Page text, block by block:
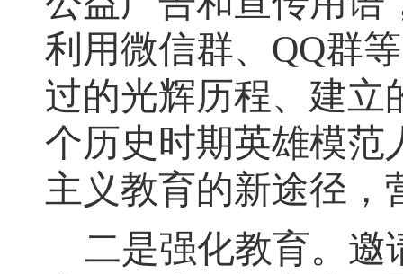
利用微信群、QQ群
过的光辉历程、建立
个历史时期英雄模范
主义教育的新途径 ，
二是强化教育。 邀